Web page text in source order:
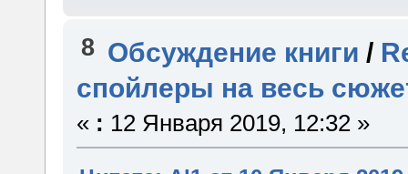
8 Обсуждение книги /
спойлеры на весь
« : 12 Января 2019, 12:32 »